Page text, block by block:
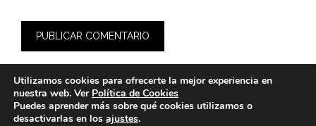
Utilizamos cookies para ofrecerte la mejor experiencia en
nuestra web. Ver Política de Cookies
Puedes aprender más sobre qué cookies utilizamos o
desactivarlas en los ajustes.